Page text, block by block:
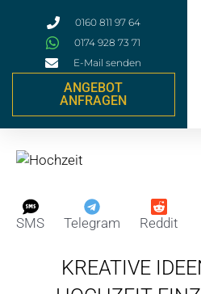
springen
0160 811 97 64
0174 928 73 71
E-Mail senden
ANGEBOT
ANFRAGEN
SMS Telegram Reddit
KREATIVE